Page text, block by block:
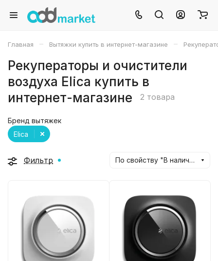
Главная – Вытяжки купить в интернет-магазине –
Рекуператоры и очистители
воздуха Elica купить в
интернет-магазине
2 товара
Бренд вытяжек
Elica
Фильтр По свойству "В наличии" (убывание)